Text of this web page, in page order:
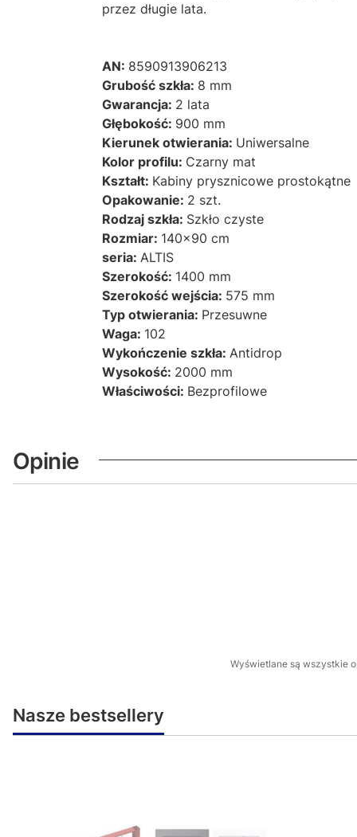
przez długie lata.
AN: 8590913906213
Grubość szkła: 8 mm
Gwarancja: 2 lata
Głębokość: 900 mm
Kierunek otwierania: Uniwersalne
Kolor profilu: Czarny mat
Kształt: Kabiny prysznicowe prostokątne
Opakowanie: 2 szt.
Rodzaj szkła: Szkło czyste
Rozmiar: 140x90 cm
seria: ALTIS
Szerokość: 1400 mm
Szerokość wejścia: 575 mm
Typ otwierania: Przesuwne
Waga: 102
Wykończenie szkła: Antidrop
Wysokość: 2000 mm
Właściwości: Bezprofilowe
Opinie
Wyświetlane są wszystkie
Nasze bestsellery